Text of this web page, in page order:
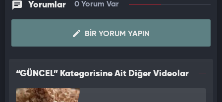
Yorumlar 0 Yorum Var
BIR YORUM YAPIN
“GÜNCEL” Kategorisine Ait Diğer Videolar